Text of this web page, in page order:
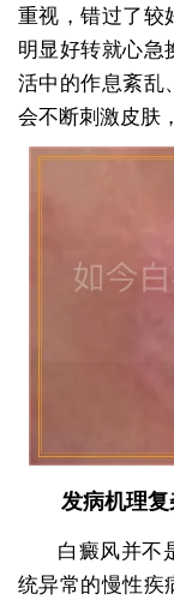
重视，错过了较
明显好转就心急
活中的作息紊乱
会不断刺激皮肤
发病机理
白癜风并不
统异常的慢性疾